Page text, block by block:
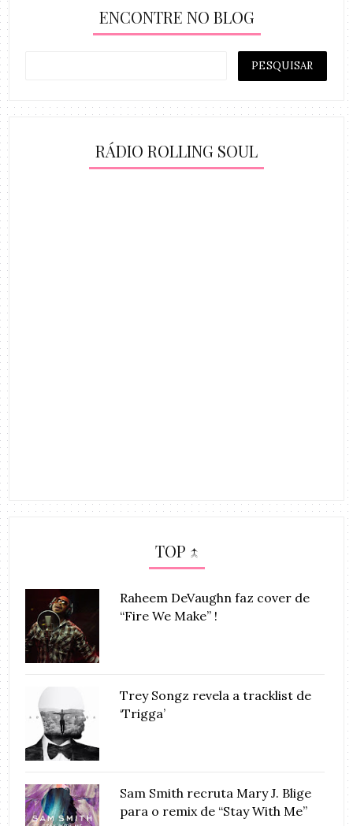
ENCONTRE NO BLOG
RÁDIO ROLLING SOUL
TOP ↑
Raheem DeVaughn faz cover de
“Fire We Make” !
Trey Songz revela a tracklist de
‘Trigga’
Sam Smith recruta Mary J. Blige
para o remix de “Stay With Me”